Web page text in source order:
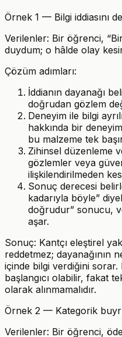
Örnek 1 — Bilgi iddiasını
Verilenler: Bir öğrenci,
duydum; o hâlde olay
Çözüm adımları:
İddianın dayanağı
doğrudan gözlem
Deneyim ile bilgi
hakkında bir
bu malzeme tek
Zihinsel düzenleme
gözlemler veya
ilişkilendirilmeden
Sonuç derecesi
kadarıyla böyle”
doğrudur” sonucu,
aşar.
Sonuç: Kantçı eleştirel
reddetmez; dayanağının
içinde bilgi verdiğini
başlangıcı olabilir, fakat
olarak alınmamalıdır.
Örnek 2 — Kategorik
Verilenler: Bir öğrenci,